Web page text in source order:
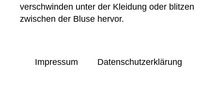
verschwinden unter der Kleidung oder blitzen
zwischen der Bluse hervor.
Impressum Datenschutzerklärung